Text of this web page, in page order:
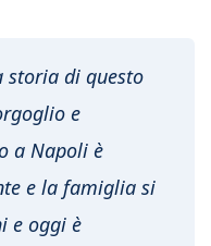
storia di questo
e
a Napoli è
e la famiglia si
e oggi è